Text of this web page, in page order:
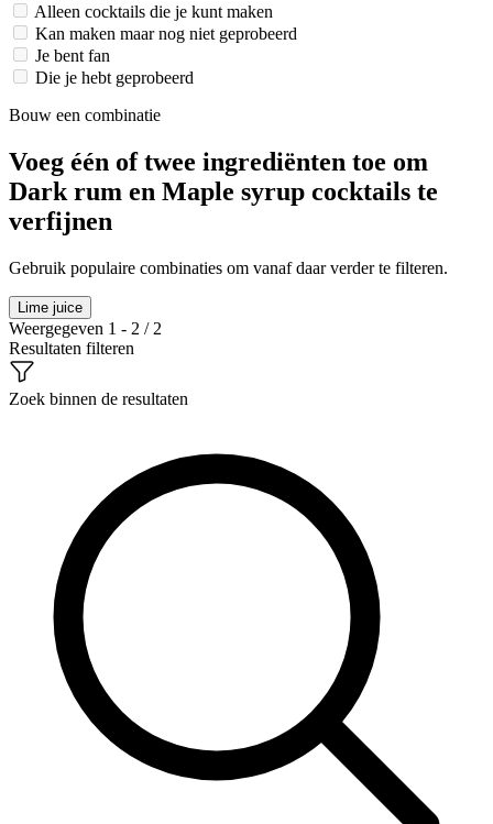
Alleen cocktails die je kunt maken
Kan maken maar nog niet geprobeerd
Je bent fan
Die je hebt geprobeerd
Bouw een combinatie
Voeg één of twee ingrediënten toe om
Dark rum en Maple syrup cocktails te
verfijnen
Gebruik populaire combinaties om vanaf daar verder te filteren.
Lime juice
Weergegeven 1 - 2 / 2
Resultaten filteren
Zoek binnen de resultaten